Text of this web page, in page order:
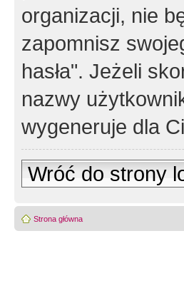
organizacji, nie
zapomnisz
hasła". Jeżeli
nazwy
wygeneruje dla
Wróć do strony
Strona główna